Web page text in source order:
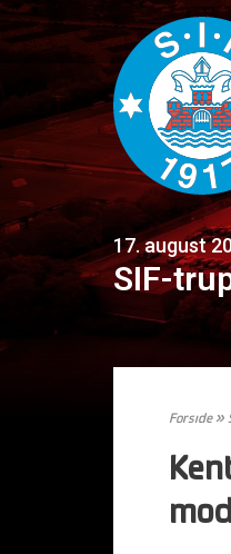
17. august
SIF-
Forside»